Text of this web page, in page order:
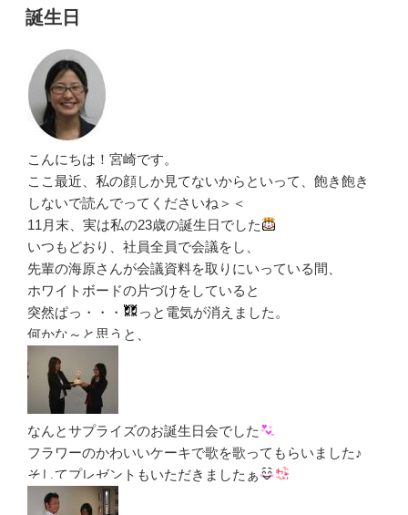
稿
日:
誕生日
こんにちは！宮崎です。
ここ最近、私の顔しか見てないからといって、飽き飽き
しないで読んでってくださいね＞＜
11月末、実は私の23歳の誕生日でした
いつもどおり、社員全員で会議をし、
先輩の海原さんが会議資料を取りにいっている間、
ホワイトボードの片づけをしていると
突然ぱっ・・・
っと電気が消えました。
何かな～と思うと、
なんとサプライズのお誕生日会でした
フラワーのかわいいケーキで歌を歌ってもらいました♪
そしてプレゼントもいただきましたぁ